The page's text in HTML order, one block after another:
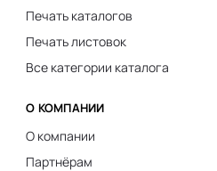
Печать каталогов
Печать листовок
Все категории каталога
О КОМПАНИИ
О компании
Партнёрам